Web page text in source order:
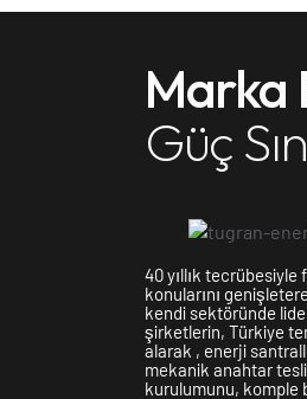
Marka
Güç
40 yıllık tecrübesiyle
konularını
kendi sektöründe
şirketlerin, Türkiye
alarak , enerji
mekanik anahtar
kurulumunu, komple